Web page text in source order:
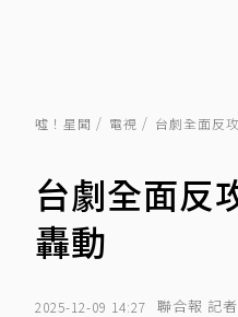
噓！星聞 電視 台劇全面反
台劇全面
轟動
2025-12-09 14:27 聯合報 記